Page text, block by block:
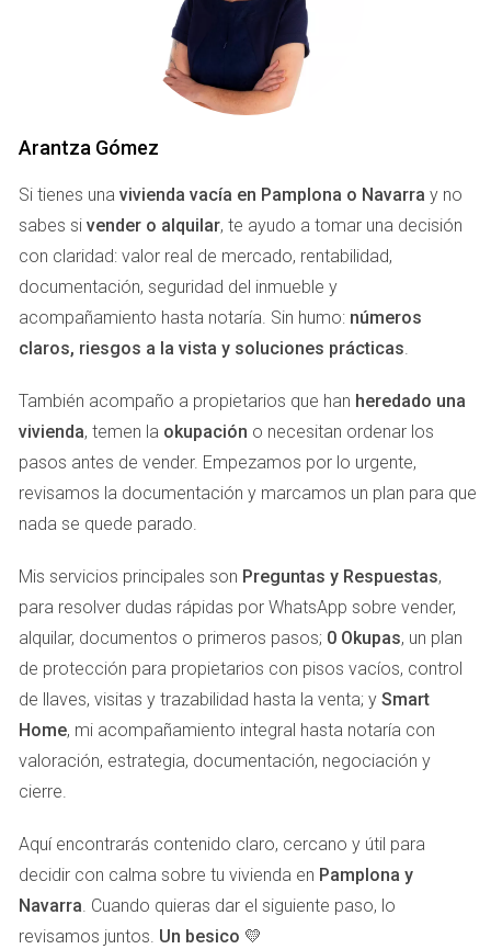
TENSIONES FAMILIARES
A medida que comenzaron a discutir sobre la venta del
piso, las cosas se tornaron complicadas. Cada hermano
tenía una opinión diferente sobre lo que debían hacer con la
para evitar más conflictos, su hermano mayor soñaba con
reformarlo y convertirlo en un alquiler turístico. Su hermana
menor, por otro lado, deseaba conservarlo como un lugar
donde pudieran reunirse cada año para recordar a su
madre.
“Las emociones pueden nublar nuestro juicio
cuando se trata de decisiones familiares.”
Las tensiones comenzaron a crecer; discusiones
acaloradas se volvieron comunes y las heridas del pasado
comunicación efectiva entre ellos complicaba aún más las
cosas. En este contexto emocionalmente cargado, el
deseo de tomar decisiones racionales se desvanecía
rápidamente.
PROBLEMAS LEGALES
INESPERADOS
comenzaron a surgir problemas legales inesperados. La
falta de claridad sobre quién tenía derecho a qué parte del
piso llevó a confusiones sobre los documentos necesarios
Arantza Gómez
Si tienes una vivienda vacía en Pamplona o Navarra y no
sabes si vender o alquilar, te ayudo a tomar una decisión
con claridad: valor real de mercado, rentabilidad,
documentación, seguridad del inmueble y
acompañamiento hasta notaría. Sin humo: números
claros, riesgos a la vista y soluciones prácticas.
También acompaño a propietarios que han heredado una
vivienda, temen la okupación o necesitan ordenar los
pasos antes de vender. Empezamos por lo urgente,
revisamos la documentación y marcamos un plan para que
nada se quede parado.
Mis servicios principales son Preguntas y Respuestas,
para resolver dudas rápidas por WhatsApp sobre vender,
alquilar, documentos o primeros pasos; 0 Okupas, un plan
de protección para propietarios con pisos vacíos, control
de llaves, visitas y trazabilidad hasta la venta; y Smart
Home, mi acompañamiento integral hasta notaría con
valoración, estrategia, documentación, negociación y
cierre.
Aquí encontrarás contenido claro, cercano y útil para
decidir con calma sobre tu vivienda en Pamplona y
Navarra. Cuando quieras dar el siguiente paso, lo
revisamos juntos. Un besico 💛